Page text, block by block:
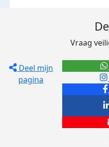
Deel mijn
pagina
Vraag